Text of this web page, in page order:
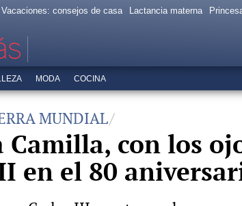
Vacaciones: consejos de casa Lactancia materna
MODA COCINA
MUNDIAL
Camilla, con los
en el 80